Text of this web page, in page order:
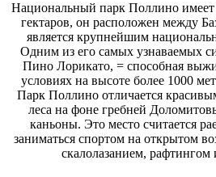
Национальный парк Поллино
гектаров, он расположен между
является крупнейшим
Одним из его самых узнаваемых
Пино Лорикато, = способная
условиях на высоте более 1000
Парк Поллино отличается
леса на фоне гребней
каньоны. Это место считается
заниматься спортом на открытом
скалолазанием,